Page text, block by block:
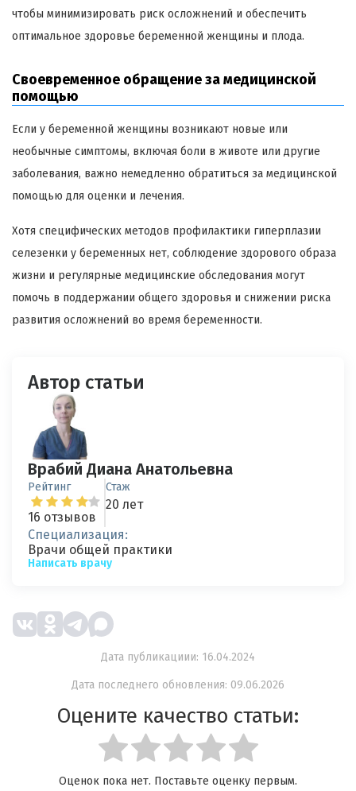
чтобы минимизировать риск осложнений и обеспечить
оптимальное здоровье беременной женщины и плода.
Своевременное обращение за медицинской
помощью
Если у беременной женщины возникают новые или
необычные симптомы, включая боли в животе или другие
заболевания, важно немедленно обратиться за медицинской
помощью для оценки и лечения.
Хотя специфических методов профилактики гиперплазии
селезенки у беременных нет, соблюдение здорового образа
жизни и регулярные медицинские обследования могут
помочь в поддержании общего здоровья и снижении риска
развития осложнений во время беременности.
Автор статьи
Врабий Диана Анатольевна
Рейтинг
16 отзывов
Стаж
20 лет
Специализация:
Врачи общей практики
Написать врачу
Дата публикациии: 16.04.2024
Дата последнего обновления: 09.06.2026
Оцените качество статьи:
Оценок пока нет. Поставьте оценку первым.